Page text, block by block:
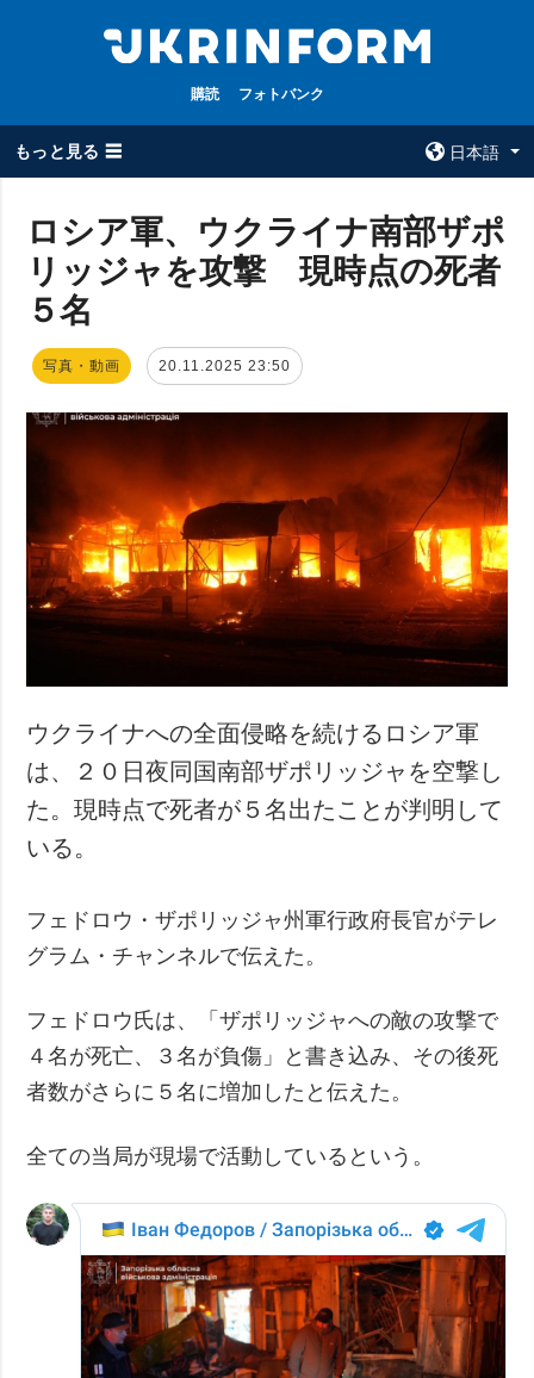
購読 フォトバンク
もっと見る ☰
日本語
全てのトピック
戦争
政治
経済・復興
防衛
社会・文化
スポーツ
犯罪
事故・緊急事態
ウクルインフォ
ルム
特集
インタビュー
写真
動画
サービス
購読
フォトバンク
ロシア軍、ウクライナ南部ザポ
リッジャを攻撃 現時点の死者
５名
写真・動画 20.11.2025 23:50
ウクライナへの全面侵略を続けるロシア軍
は、２０日夜同国南部ザポリッジャを空撃し
た。現時点で死者が５名出たことが判明して
いる。
フェドロウ・ザポリッジャ州軍行政府長官がテレ
グラム・チャンネルで伝えた。
フェドロウ氏は、「ザポリッジャへの敵の攻撃で
４名が死亡、３名が負傷」と書き込み、その後死
者数がさらに５名に増加したと伝えた。
全ての当局が現場で活動しているという。